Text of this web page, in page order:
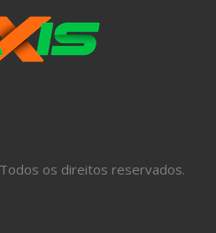
os direitos reservados.